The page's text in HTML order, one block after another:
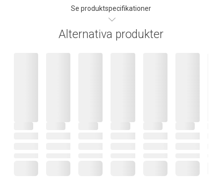
Se produktspecifikationer
Alternativa produkter